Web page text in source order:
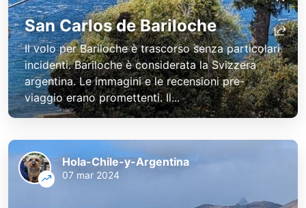
San Carlos de Bariloche
Il volo per Bariloche è trascorso senza particolari
incidenti. Bariloche è considerata la Svizzera
argentina. Le immagini e le recensioni pre-
viaggio erano promettenti. Il...
Hola-Chile-y-Argentina
07 mar 2024